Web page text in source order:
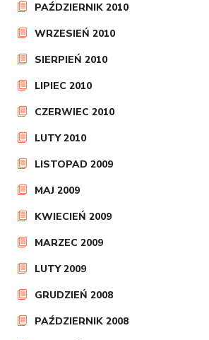
PAŹDZIERNIK 2010
WRZESIEŃ 2010
SIERPIEŃ 2010
LIPIEC 2010
CZERWIEC 2010
LUTY 2010
LISTOPAD 2009
MAJ 2009
KWIECIEŃ 2009
MARZEC 2009
LUTY 2009
GRUDZIEŃ 2008
PAŹDZIERNIK 2008